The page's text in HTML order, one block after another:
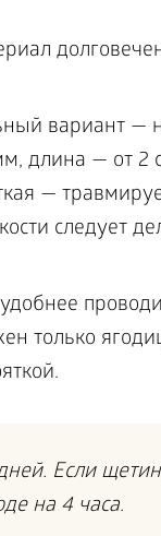
вариант —
длина — от 2
—
следует
только
Если
на 4 часа.